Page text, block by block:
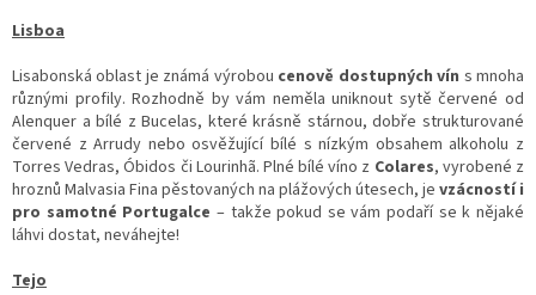
Lisboa
Lisabonská oblast je známá výrobou cenově dostupných vín s mnoha
různými profily. Rozhodně by vám neměla uniknout sytě červené od
Alenquer a bílé z Bucelas, které krásně stárnou, dobře strukturované
červené z Arrudy nebo osvěžující bílé s nízkým obsahem alkoholu z
Torres Vedras, Óbidos či Lourinhã. Plné bílé víno z Colares, vyrobené z
hroznů Malvasia Fina pěstovaných na plážových útesech, je vzácností i
pro samotné Portugalce – takže pokud se vám podaří se k nějaké
láhvi dostat, neváhejte!
Tejo